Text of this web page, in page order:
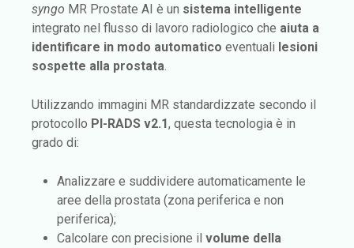
syngo MR Prostate AI è un sistema intelligente
integrato nel flusso di lavoro radiologico che aiuta a
identificare in modo automatico eventuali lesioni
sospette alla prostata.
Utilizzando immagini MR standardizzate secondo il
protocollo PI-RADS v2.1, questa tecnologia è in
grado di:
Analizzare e suddividere automaticamente le
aree della prostata (zona periferica e non
periferica);
Calcolare con precisione il volume della